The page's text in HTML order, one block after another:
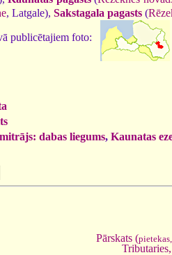
, Latgale), Sakstagala pagasts (
publicētajiem foto:
dabas liegums, Kaunatas
Pārskats (